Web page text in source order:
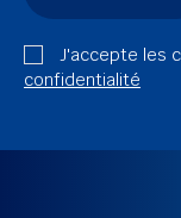
J'accepte les
confidentialité